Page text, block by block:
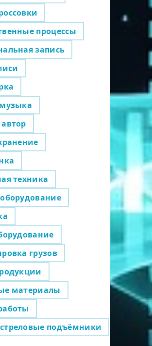
процессы
запись
техника
грузов
материалы
подъёмники